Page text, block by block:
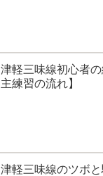
津軽三味線初心者
主練習の流れ】
津軽三味線のツボ